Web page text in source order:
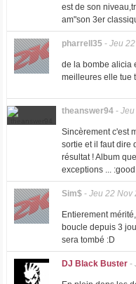
est de son
am"son 3er
pharrell35- Jeu
de la bombe alicia
meilleures elle tue
theanswer94-
Sincèrement c'est
sortie et il faut dire
résultat ! Album
exceptions ...
Sim$- Jeu 22 Nov
Entierement
boucle depuis 3
sera tombé :D
DJ Black Buster-